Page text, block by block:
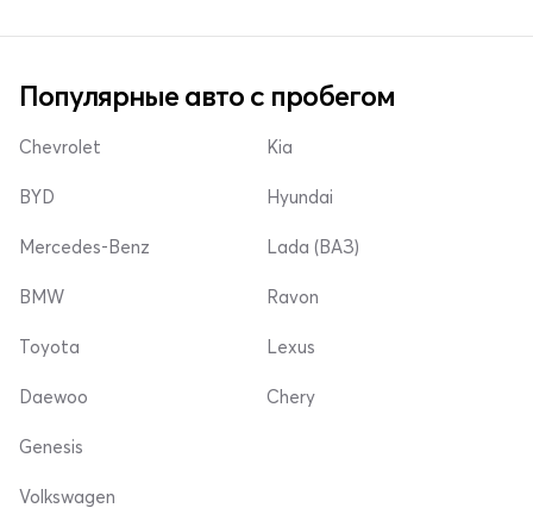
Популярные авто с пробегом
Chevrolet
BYD
Mercedes-Benz
Kia
Hyundai
Lada (ВАЗ)
BMW
Toyota
Daewoo
Ravon
Lexus
Chery
Genesis
Volkswagen